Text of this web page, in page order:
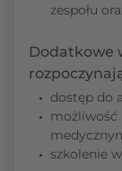
zespołu
Dodatkowe
dostęp do
możliwość
szkolenie